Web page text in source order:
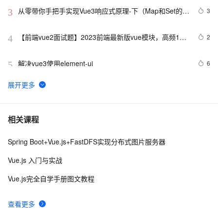
3
从零带你手把手实现Vue3响应式原理-下（Map和Set的处
3
4
【前端vue2面试题】2023前端最新版vue模块，高频17
2
5 解决vue3使用element-ui 6
6 【Vue功能】回到顶部
7 Ant Design Vue中TreeSelect详解
8 【入门毕设项目】基于 Vue 的医院门诊预约挂号系统
转变的
相关课程
查看更多
Spring Boot+Vue.js+FastDFS实现分布式图片服务器
Vue.js 入门与实战
Vue.js完全自学手册图文教程